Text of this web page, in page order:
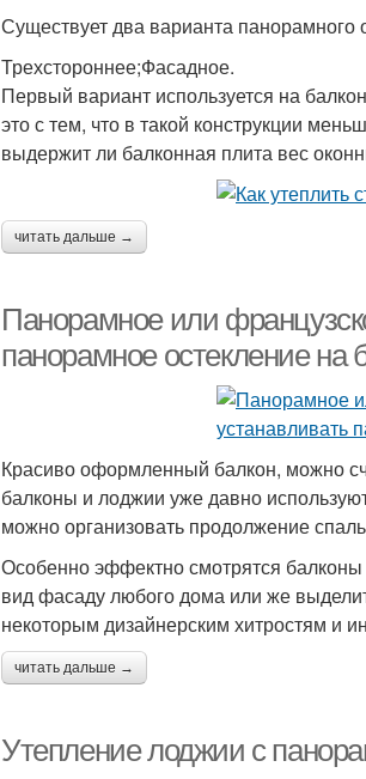
Существует два варианта панорамного
Трехстороннее;Фасадное.
Первый вариант используется на
это с тем, что в такой конструкции
выдержит ли балконная плита вес
читать дальше →
Панорамное или
панорамное остекление на
Красиво оформленный балкон, можно
балконы и лоджии уже давно
можно организовать продолжение
Особенно эффектно смотрятся
вид фасаду любого дома или же
некоторым дизайнерским хитростям и
читать дальше →
Утепление лоджии с